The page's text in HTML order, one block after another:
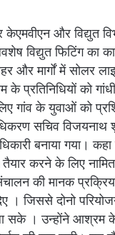
और विद्युत
विद्युत फिटिंग का
और मार्गों में सोलर
प्रतिनिधियों को
गांव के युवाओं को
सचिव विजयनाथ
बनाया गया।
करने के लिए नामित
की मानक
। जिससे दोनो
सके । उन्होंने आश्रम